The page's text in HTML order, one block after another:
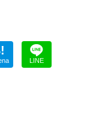
LINE